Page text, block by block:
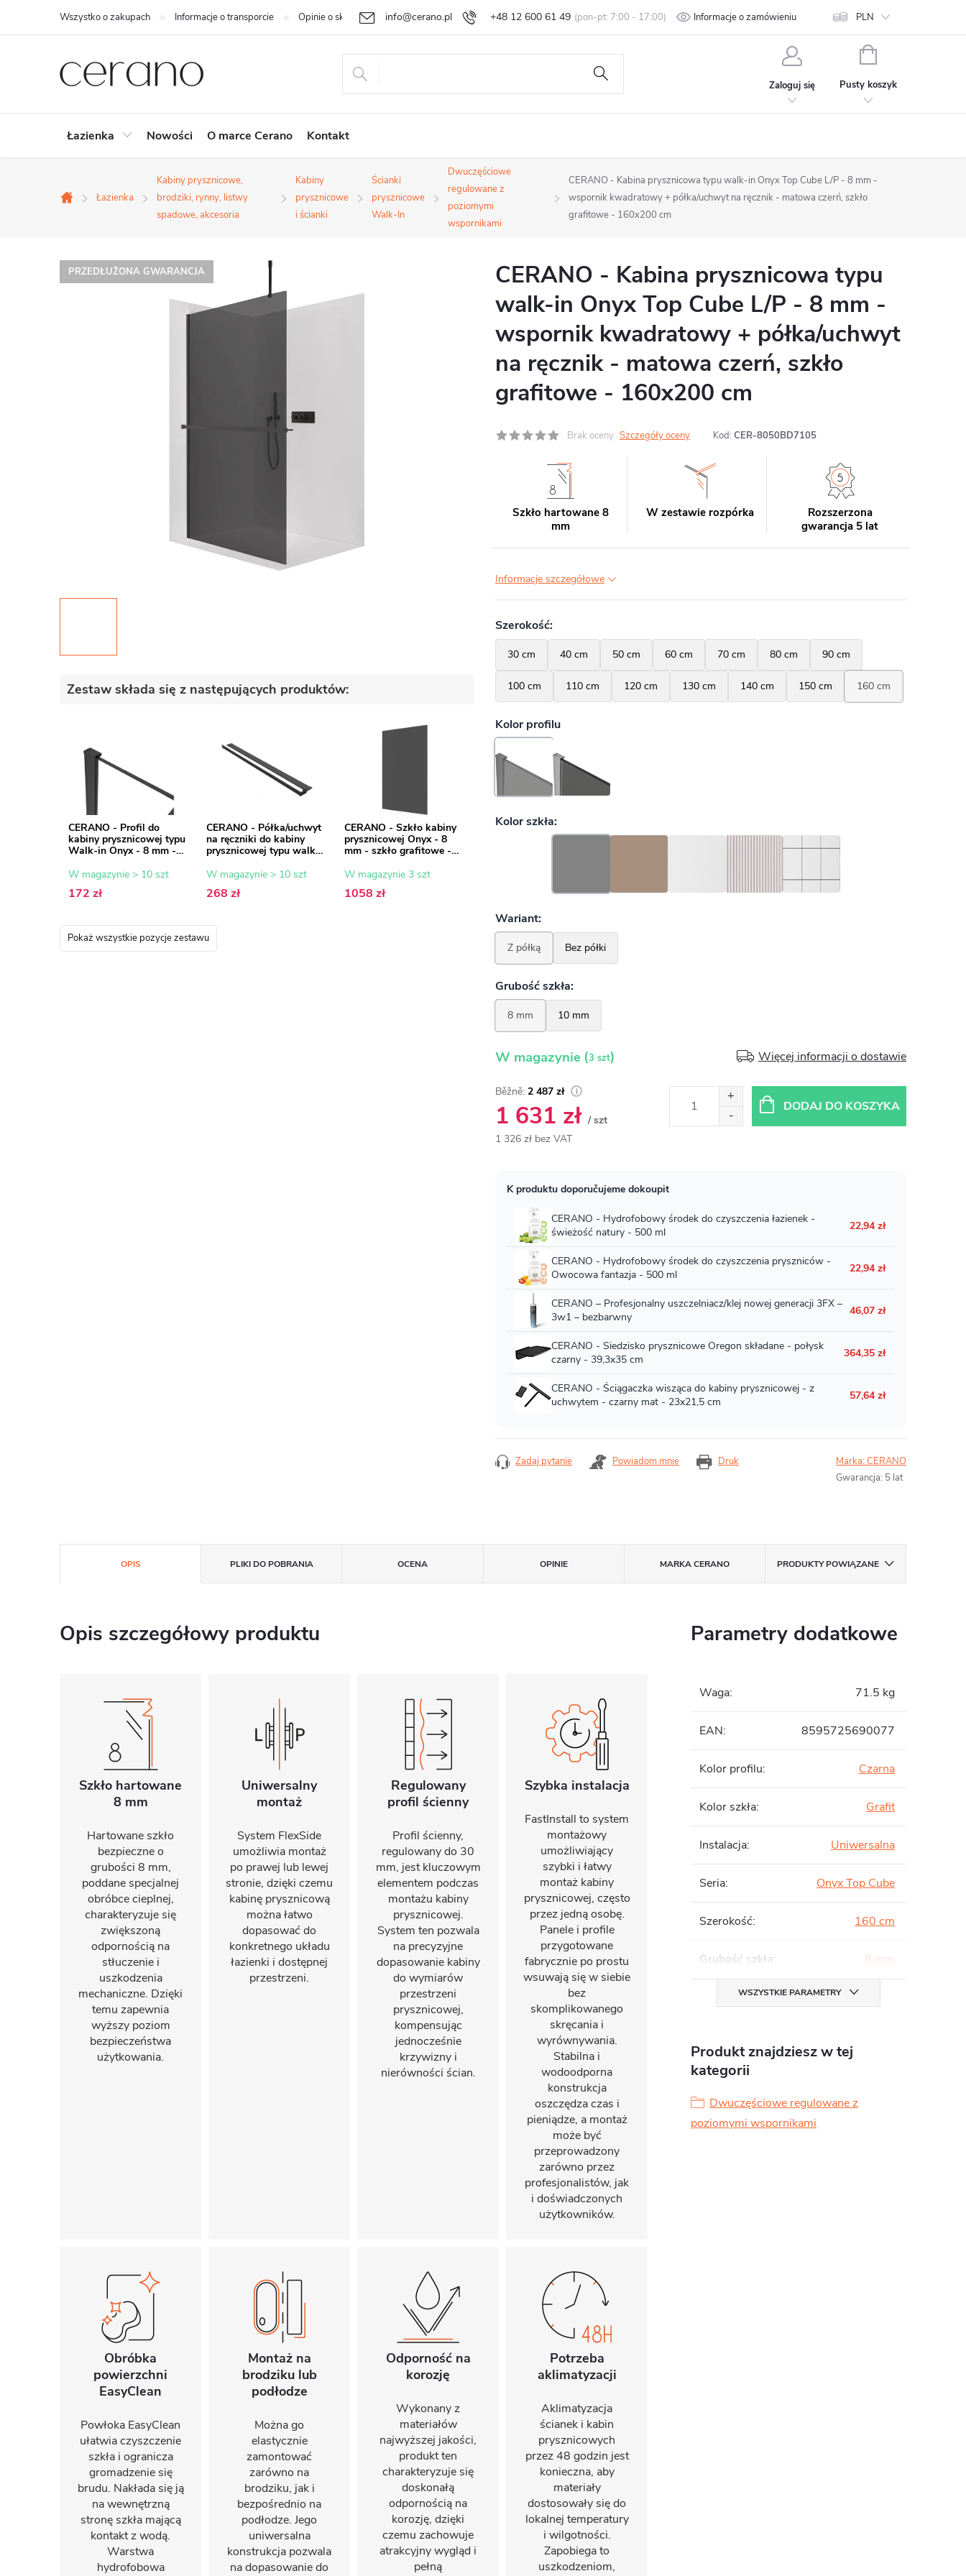
+48 12 600 61 49
info@cerano.pl
Wszystko o zakupach Informacje o transporcie Opinie o sklepie Indywidualna wycena Zwroty i reklamacje Regulamin Polityka prywatności Kontakt
Informacje o zamówieniu PLN
Zaloguj się
KOSZYK
Pusty koszyk
Łazienka Nowości O marce Cerano Kontakt
Home
Łazienka
Kabiny prysznicowe,
brodziki, rynny, listwy
spadowe, akcesoria
Kabiny
prysznicowe
i ścianki
Ścianki
prysznicowe
Walk-In
Dwuczęściowe
regulowane z
poziomymi
wspornikami
CERANO - Kabina prysznicowa typu walk-in Onyx Top Cube L/P - 8 mm -
wspornik kwadratowy + półka/uchwyt na ręcznik - matowa czerń, szkło
grafitowe - 160x200 cm
PRZEDŁUŻONA GWARANCJA
Zestaw składa się z następujących produktów:
CERANO - Profil do
kabiny prysznicowej typu
Walk-in Onyx - 8 mm -
W magazynie > 10 szt
172 zł
CERANO - Półka/uchwyt
na ręczniki do kabiny
prysznicowej typu walk-
mat - 30 do 160 cm
W magazynie > 10 szt
268 zł
CERANO - Szkło kabiny
prysznicowej Onyx - 8
mm - szkło grafitowe -
W magazynie 3 szt
1058 zł
Pokaż wszystkie pozycje zestawu
CERANO - Kabina prysznicowa typu
walk-in Onyx Top Cube L/P - 8 mm -
wspornik kwadratowy + półka/uchwyt
na ręcznik - matowa czerń, szkło
grafitowe - 160x200 cm
Brak oceny Szczegóły oceny Kod: CER-8050BD7105
Szkło hartowane 8
mm
W zestawie rozpórka
Rozszerzona
gwarancja 5 lat
Informacje szczegółowe
W magazynie (3 szt) Więcej informacji o dostawie
2 487 zł
1 631 zł / szt
1 326 zł bez VAT
DODAJ DO KOSZYKA
Druk
Zadaj pytanie Powiadom mnie Marka:CERANO
Gwarancja: 5 lat
OPIS PLIKI DO POBRANIA OCENA OPINIE MARKACERANO PRODUKTY POWIĄZANE
Opis szczegółowy produktu
Szkło hartowane
8 mm
Hartowane szkło
bezpieczne o
grubości 8 mm,
poddane specjalnej
obróbce cieplnej,
charakteryzuje się
zwiększoną
odpornością na
stłuczenie i
uszkodzenia
mechaniczne. Dzięki
temu zapewnia
wyższy poziom
bezpieczeństwa
użytkowania.
Uniwersalny
montaż
System FlexSide
umożliwia montaż
po prawej lub lewej
stronie, dzięki czemu
kabinę prysznicową
można łatwo
dopasować do
konkretnego układu
łazienki i dostępnej
przestrzeni.
Regulowany
profil ścienny
Profil ścienny,
regulowany do 30
mm, jest kluczowym
elementem podczas
montażu kabiny
prysznicowej.
System ten pozwala
na precyzyjne
dopasowanie kabiny
do wymiarów
przestrzeni
prysznicowej,
kompensując
jednocześnie
krzywizny i
nierówności ścian.
Szybka instalacja
FastInstall to system
montażowy
umożliwiający
szybki i łatwy
montaż kabiny
prysznicowej, często
przez jedną osobę.
Panele i profile
przygotowane
fabrycznie po prostu
wsuwają się w siebie
bez
skomplikowanego
skręcania i
wyrównywania.
Stabilna i
wodoodporna
konstrukcja
oszczędza czas i
pieniądze, a montaż
może być
przeprowadzony
zarówno przez
profesjonalistów, jak
i doświadczonych
użytkowników.
Obróbka
powierzchni
EasyClean
Powłoka EasyClean
ułatwia czyszczenie
szkła i ogranicza
gromadzenie się
brudu. Nakłada się ją
na wewnętrzną
stronę szkła mającą
kontakt z wodą.
Warstwa
hydrofobowa
Montaż na
brodziku lub
podłodze
Można go
elastycznie
zamontować
zarówno na
brodziku, jak i
bezpośrednio na
podłodze. Jego
uniwersalna
konstrukcja pozwala
na dopasowanie do
Odporność na
korozję
Wykonany z
materiałów
najwyższej jakości,
produkt ten
charakteryzuje się
doskonałą
odpornością na
korozję, dzięki
czemu zachowuje
atrakcyjny wygląd i
pełną
Potrzeba
aklimatyzacji
Aklimatyzacja
ścianek i kabin
prysznicowych
przez 48 godzin jest
konieczna, aby
materiały
dostosowały się do
lokalnej temperatury
i wilgotności.
Zapobiega to
uszkodzeniom,
Parametry dodatkowe
Waga: 71.5 kg
EAN: 8595725690077
Kolor profilu: Czarna
Kolor szkła: Grafit
Instalacja: Uniwersalna
Seria: Onyx Top Cube
Szerokość: 160 cm
Grubość szkła: 8 mm
WSZYSTKIE PARAMETRY
Produkt znajdziesz w tej
kategorii
Dwuczęściowe regulowane z
poziomymi wspornikami